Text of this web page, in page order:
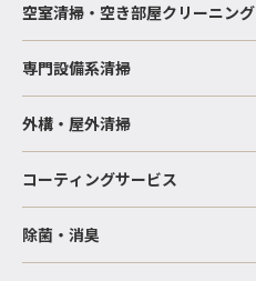
空室清掃・空き部屋クリーニング
専門設備系清掃
外構・屋外清掃
コーティングサービス
除菌・消臭